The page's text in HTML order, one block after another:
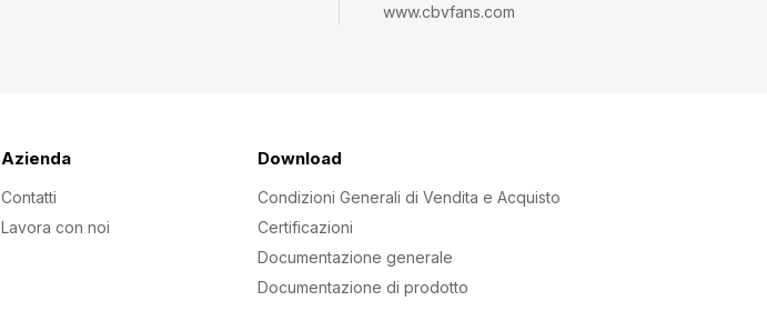
www.cbvfans.com
Azienda
Contatti
Lavora con noi
Download
Condizioni Generali di Vendita e Acquisto
Certificazioni
Documentazione generale
Documentazione di prodotto